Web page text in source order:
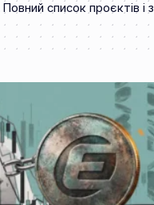
список проєктів